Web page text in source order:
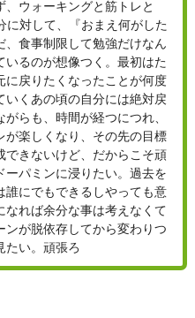
、ウォーキングと筋トレと
に対して、『おまえ何がした
、食事制限して勉強だけなん
いるのが想像つく。最初はた
に戻りたくなったことが何度
いくあの頃の自分には絶対戻
らも、時間が経つにつれ、
が楽しくなり、その先の目標
できないけど、だからこそ頑
パミンに浸りたい。過去を
誰にでもできるしやっても意
れば余分な事は考えなくて
ンが脱依存してから変わりつ
たい。頑張ろ